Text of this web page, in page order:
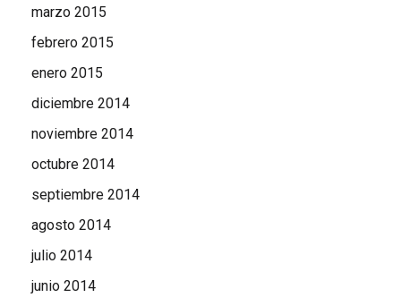
marzo 2015
febrero 2015
enero 2015
diciembre 2014
noviembre 2014
octubre 2014
septiembre 2014
agosto 2014
julio 2014
junio 2014